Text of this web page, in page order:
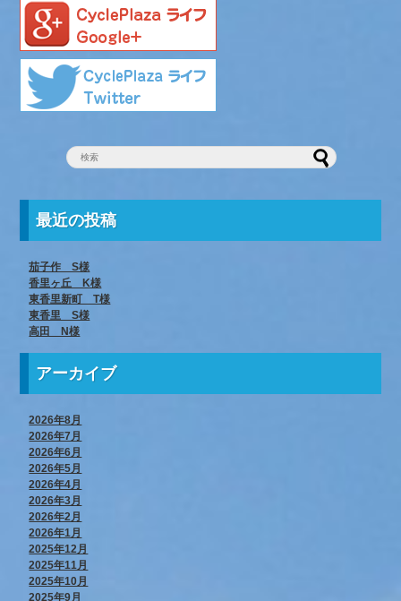
最近の投稿
茄子作 S様
香里ヶ丘 K様
東香里新町 T様
東香里 S様
高田 N様
アーカイブ
2026年8月
2026年7月
2026年6月
2026年5月
2026年4月
2026年3月
2026年2月
2026年1月
2025年12月
2025年11月
2025年10月
2025年9月